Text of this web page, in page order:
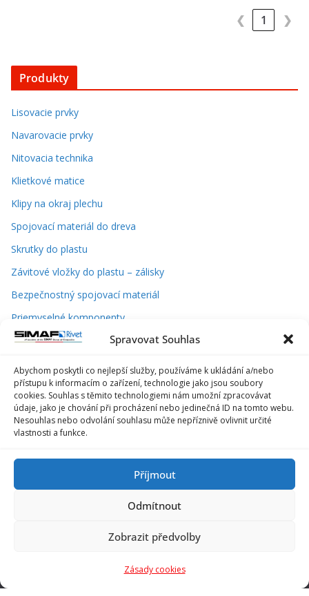
Spravovat Souhlas
Abychom poskytli co nejlepší služby, používáme k ukládání a/nebo
přístupu k informacím o zařízení, technologie jako jsou soubory
cookies. Souhlas s těmito technologiemi nám umožní zpracovávat
údaje, jako je chování při procházení nebo jedinečná ID na tomto webu.
Nesouhlas nebo odvolání souhlasu může nepříznivě ovlivnit určité
vlastnosti a funkce.
Příjmout
Odmítnout
Zobrazit předvolby
Zásady cookies
❮ 1 ❯
Produkty
Lisovacie prvky
Navarovacie prvky
Nitovacia technika
Klietkové matice
Klipy na okraj plechu
Spojovací materiál do dreva
Skrutky do plastu
Závitové vložky do plastu – zálisky
Bezpečnostný spojovací materiál
Priemyselné komponenty
Náradie a nástroje